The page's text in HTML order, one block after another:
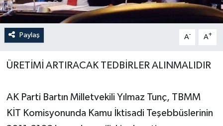
Paylaş A- A+
ÜRETİMİ ARTIRACAK TEDBİRLER ALINMALIDIR
AK Parti Bartın Milletvekili Yılmaz Tunç, TBMM
KİT Komisyonunda Kamu İktisadi Teşebbüslerinin
Turizm
Yaşam
Yerel Yönetimler
YEREL